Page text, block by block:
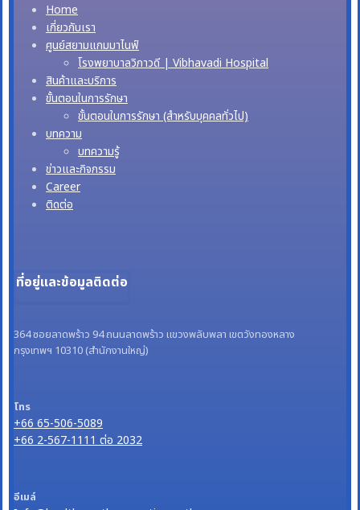
Home
เกี่ยวกับเรา
ศูนย์สยามแกมมาไนฟ์
โรงพยาบาลวิภาวดี | Vibhavadi Hospital
สินค้าและบริการ
ขั้นตอนในการรักษา
ขั้นตอนในการรักษา (สำหรับบุคคลทั่วไป)
บทความ
บทความรู้
ข่าวและกิจกรรม
Career
ติดต่อ
ที่อยู่และข้อมูลติดต่อ
364 ซอยลาดพร้าว 94 ถนนลาดพร้าว แขวงพลับพลา เขตวังทองหลาง
กรุงเทพฯ 10310 (สำนักงานใหญ่)
โทร
+66 65-506-5089
+66 2-567-1111 ต่อ 2032
อีเมล์